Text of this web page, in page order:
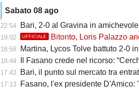
Sabato 08 ago
22:54 Bari, 2-0 al Gravina in amichevole
19:02 UFFICIALE Bitonto, Loris Palazzo
18:58 Martina, Lycos Tolve battuto 2-0 in
18:44 Il Fasano crede nel ricorso: “Cerchiamo a
17:43 Bari, il punto sul mercato tra
17:13 Fasano, l'ex presidente D'Amico: "Farò nomi e